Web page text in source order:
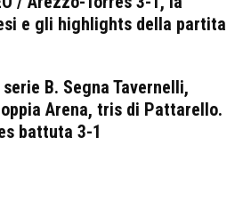
e gli highlights della partita
B. Segna Tavernelli,
Arena, tris di Pattarello.
battuta 3-1